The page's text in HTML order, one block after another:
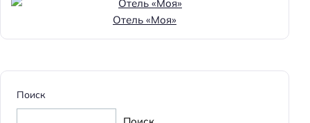
Кондиционер в номере
Оплата картой
Отель «Моя»
Поиск